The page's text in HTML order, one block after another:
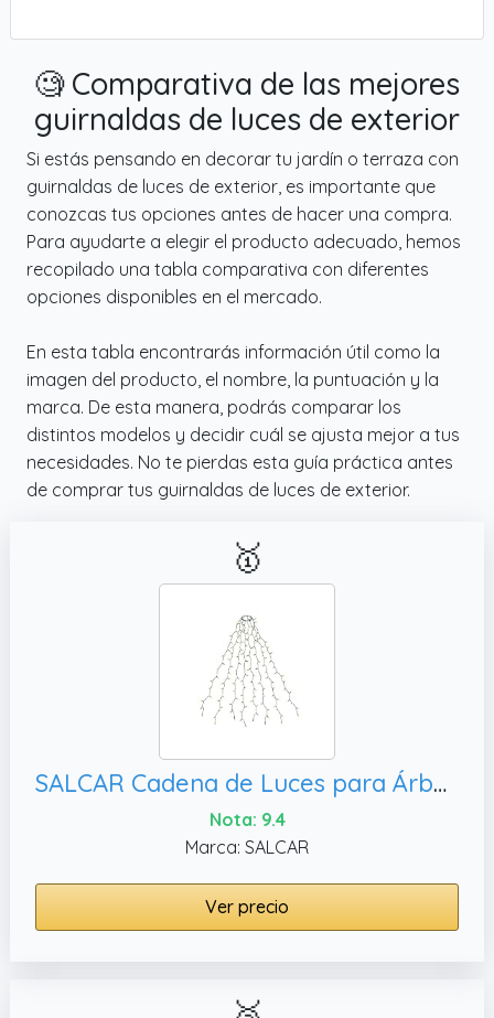
🧐 Comparativa de las mejores
guirnaldas de luces de exterior
Si estás pensando en decorar tu jardín o terraza con
guirnaldas de luces de exterior, es importante que
conozcas tus opciones antes de hacer una compra.
Para ayudarte a elegir el producto adecuado, hemos
recopilado una tabla comparativa con diferentes
opciones disponibles en el mercado.
En esta tabla encontrarás información útil como la
imagen del producto, el nombre, la puntuación y la
marca. De esta manera, podrás comparar los
distintos modelos y decidir cuál se ajusta mejor a tus
necesidades. No te pierdas esta guía práctica antes
de comprar tus guirnaldas de luces de exterior.
🥇
SALCAR Cadena de Luces para Árbol de Navidad, Blanco Cálido
Nota: 9.4
Marca: SALCAR
Ver precio